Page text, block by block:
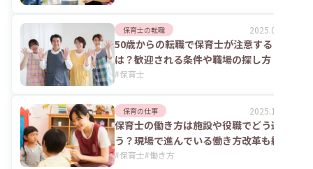
保育士の転職 2025.06.10
50歳からの転職で保育士が注意すること
は？歓迎される条件や職場の探し方
#保育士
保育の仕事 2025.11.05
保育士の働き方は施設や役職でどう違
う？現場で進んでいる働き方改革も紹介
#保育士#働き方